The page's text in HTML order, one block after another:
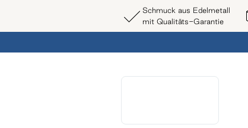
Schmuck aus Edelmetall
mit Qualitäts-Garantie